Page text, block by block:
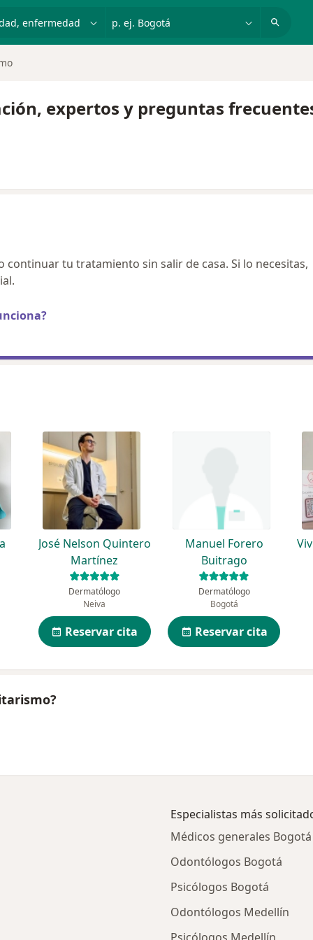
p. ej. Bogotá
expertos y preguntas
continuar tu tratamiento sin salir de casa. Si lo necesitas,
José Nelson Quintero
Martínez
Dermatólogo
Neiva
Reservar cita
Manuel Forero
Buitrago
Dermatólogo
Bogotá
Reservar cita
Especialistas más
Médicos generales Bogotá
Odontólogos Bogotá
Psicólogos Bogotá
Odontólogos Medellín